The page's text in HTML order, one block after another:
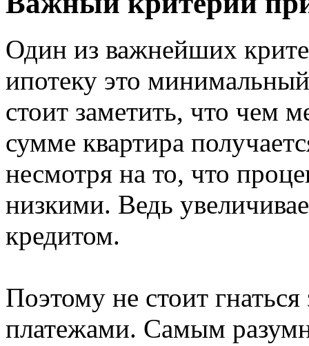
Один из важнейших
ипотеку это
стоит заметить, что чем
сумме квартира
несмотря на то, что
низкими. Ведь
кредитом.
Поэтому не стоит
платежами. Самым